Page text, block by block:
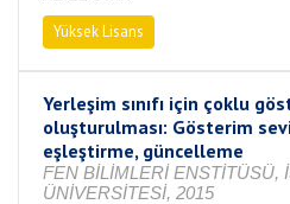
Yüksek Lisans
Yerleşim sınıfı için çoklu
oluşturulması: Gösterim
eşleştirme, güncelleme
FEN BİLİMLERİ ENSTİTÜSÜ,
ÜNİVERSİTESİ, 2015